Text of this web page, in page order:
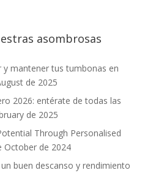
asombrosas
y mantener tus tumbonas en
de 2025
2026: entérate de todas las
de 2025
Through Personalised
October de 2024
buen descanso y rendimiento